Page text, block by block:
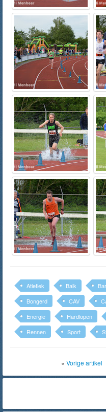
Atletiek Balk
Bongerd
CAV
Energie
Hardlopen
Rennen
Sport
« Vorige artikel